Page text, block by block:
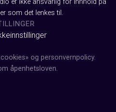
er ikke ansvarlig for innhold på
som det lenkes til.
og personvernpolicy.
åpenhetsloven.